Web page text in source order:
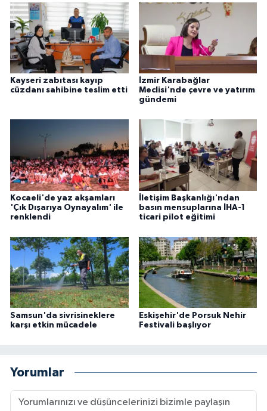
Kayseri zabıtası kayıp
cüzdanı sahibine teslim etti
İzmir Karabağlar
Meclisi'nde çevre ve yatırım
gündemi
Kocaeli'de yaz akşamları
'Çık Dışarıya Oynayalım' ile
renklendi
İletişim Başkanlığı'ndan
basın mensuplarına İHA-1
ticari pilot eğitimi
Samsun'da sivrisineklere
karşı etkin mücadele
Eskişehir'de Porsuk Nehir
Festivali başlıyor
Yorumlar